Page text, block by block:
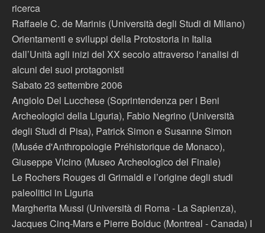
ricerca
Raffaele C. de Marinis (Università degli Studi di Milano)
Orientamenti e sviluppi della Protostoria in Italia
dall’Unità agli inizi del XX secolo attraverso l‘analisi di
alcuni dei suoi protagonisti
Sabato 23 settembre 2006
Angiolo Del Lucchese (Soprintendenza per i Beni
Archeologici della Liguria), Fabio Negrino (Università
degli Studi di Pisa), Patrick Simon e Susanne Simon
(Musée d'Anthropologie Préhistorique de Monaco),
Giuseppe Vicino (Museo Archeologico del Finale)
Le Rochers Rouges di Grimaldi e l’origine degli studi
paleolitici in Liguria
Margherita Mussi (Università di Roma - La Sapienza),
Jacques Cinq-Mars e Pierre Bolduc (Montreal - Canada) I